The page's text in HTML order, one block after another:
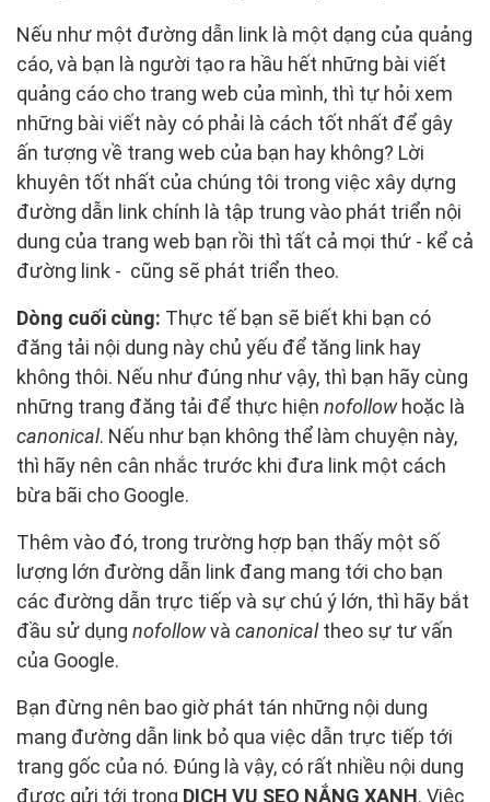
Nếu như một đường dẫn link là một dạng của quảng
cáo, và bạn là người tạo ra hầu hết những bài viết
quảng cáo cho trang web của mình, thì tự hỏi xem
những bài viết này có phải là cách tốt nhất để gây
ấn tượng về trang web của bạn hay không? Lời
khuyên tốt nhất của chúng tôi trong việc xây dựng
đường dẫn link chính là tập trung vào phát triển nội
dung của trang web bạn rồi thì tất cả mọi thứ - kể cả
đường link - cũng sẽ phát triển theo.
Dòng cuối cùng: Thực tế bạn sẽ biết khi bạn có
đăng tải nội dung này chủ yếu để tăng link hay
không thôi. Nếu như đúng như vậy, thì bạn hãy cùng
những trang đăng tải để thực hiện nofollowhoặc là
canonical. Nếu như bạn không thể làm chuyện này,
thì hãy nên cân nhắc trước khi đưa link một cách
bừa bãi cho Google.
Thêm vào đó, trong trường hợp bạn thấy một số
lượng lớn đường dẫn link đang mang tới cho bạn
các đường dẫn trực tiếp và sự chú ý lớn, thì hãy bắt
đầu sử dụng nofollowvà canonicaltheo sự tư vấn
của Google.
Bạn đừng nên bao giờ phát tán những nội dung
mang đường dẫn link bỏ qua việc dẫn trực tiếp tới
trang gốc của nó. Đúng là vậy, có rất nhiều nội dung
được gửi tới trong DỊCH VỤ SEO NẮNG XANH. Việc